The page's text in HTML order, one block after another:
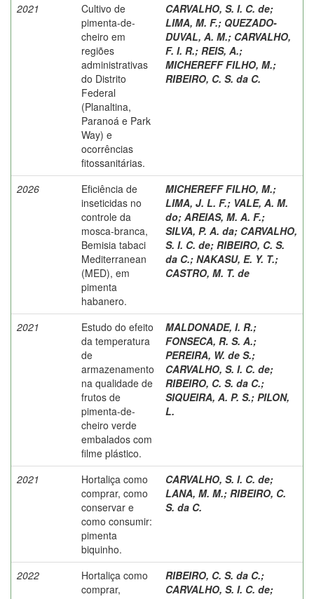
2021
Cultivo de
pimenta-de-
cheiro em
regiões
administrativas
do Distrito
Federal
(Planaltina,
Paranoá e Park
Way) e
ocorrências
fitossanitárias.
CARVALHO, S. I. C. de;
LIMA, M. F.; QUEZADO-
DUVAL, A. M.; CARVALHO,
F. I. R.; REIS, A.;
MICHEREFF FILHO, M.;
RIBEIRO, C. S. da C.
2026
Eficiência de
inseticidas no
controle da
mosca-branca,
Bemisia tabaci
Mediterranean
(MED), em
pimenta
habanero.
MICHEREFF FILHO, M.;
LIMA, J. L. F.; VALE, A. M.
do; AREIAS, M. A. F.;
SILVA, P. A. da; CARVALHO,
S. I. C. de; RIBEIRO, C. S.
da C.; NAKASU, E. Y. T.;
CASTRO, M. T. de
2021
Estudo do efeito
da temperatura
de
armazenamento
na qualidade de
frutos de
pimenta-de-
cheiro verde
embalados com
filme plástico.
MALDONADE, I. R.;
FONSECA, R. S. A.;
PEREIRA, W. de S.;
CARVALHO, S. I. C. de;
RIBEIRO, C. S. da C.;
SIQUEIRA, A. P. S.; PILON,
L.
2021
Hortaliça como
comprar, como
conservar e
como consumir:
pimenta
biquinho.
CARVALHO, S. I. C. de;
LANA, M. M.; RIBEIRO, C.
S. da C.
2022
Hortaliça como
comprar,
RIBEIRO, C. S. da C.;
CARVALHO, S. I. C. de;